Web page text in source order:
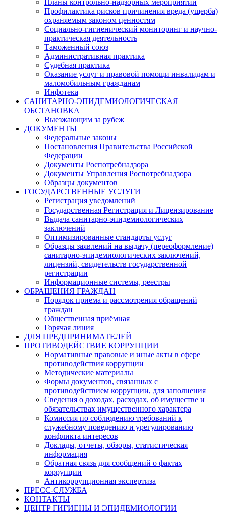
Планы контрольно-надзорных мероприятий
Профилактика рисков причинения вреда (ущерба)
охраняемым законом ценностям
Социально-гигиенический мониторинг и научно-
практическая деятельность
Таможенный союз
Административная практика
Судебная практика
Оказание услуг и правовой помощи инвалидам и
маломобильным гражданам
Инфотека
САНИТАРНО-ЭПИДЕМИОЛОГИЧЕСКАЯ
ОБСТАНОВКА
Выезжающим за рубеж
ДОКУМЕНТЫ
Федеральные законы
Постановления Правительства Российской
Федерации
Документы Роспотребнадзора
Документы Управления Роспотребнадзора
Образцы документов
ГОСУДАРСТВЕННЫЕ УСЛУГИ
Регистрация уведомлений
Государственная Регистрация и Лицензирование
Выдача санитарно-эпидемиологических
заключений
Оптимизированные стандарты услуг
Образцы заявлений на выдачу (переоформление)
санитарно-эпидемиологических заключений,
лицензий, свидетельств государственной
регистрации
Информационные системы, реестры
ОБРАЩЕНИЯ ГРАЖДАН
Порядок приема и рассмотрения обращений
граждан
Общественная приёмная
Горячая линия
ДЛЯ ПРЕДПРИНИМАТЕЛЕЙ
ПРОТИВОДЕЙСТВИЕ КОРРУПЦИИ
Нормативные правовые и иные акты в сфере
противодействия коррупции
Методические материалы
Формы документов, связанных с
противодействием коррупции, для заполнения
Сведения о доходах, расходах, об имуществе и
обязательствах имущественного характера
Комиссия по соблюдению требований к
служебному поведению и урегулированию
конфликта интересов
Доклады, отчеты, обзоры, статистическая
информация
Обратная связь для сообщений о фактах
коррупции
Антикоррупционная экспертиза
ПРЕСС-СЛУЖБА
КОНТАКТЫ
ЦЕНТР ГИГИЕНЫ И ЭПИДЕМИОЛОГИИ